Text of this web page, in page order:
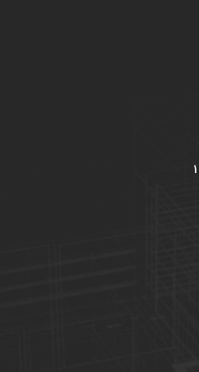
1